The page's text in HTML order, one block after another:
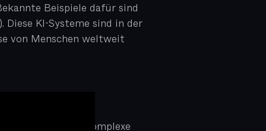
Beispiele dafür sind
KI-Systeme sind in der
von Menschen weltweit
nicht nur komplexe